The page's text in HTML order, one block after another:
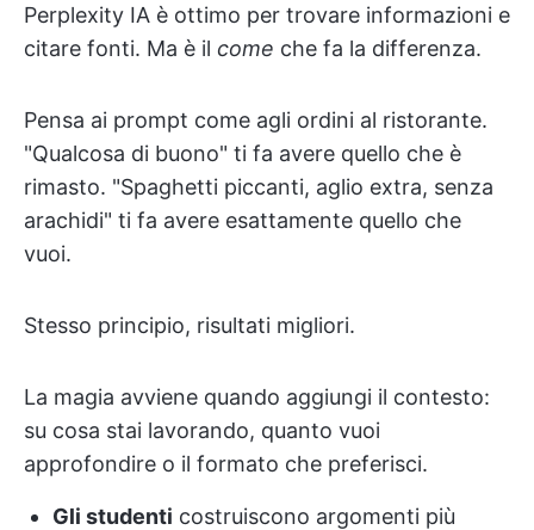
Perplexity IA è ottimo per trovare informazioni e
citare fonti. Ma è il come che fa la differenza.
Pensa ai prompt come agli ordini al ristorante.
"Qualcosa di buono" ti fa avere quello che è
rimasto. "Spaghetti piccanti, aglio extra, senza
arachidi" ti fa avere esattamente quello che
vuoi.
Stesso principio, risultati migliori.
La magia avviene quando aggiungi il contesto:
su cosa stai lavorando, quanto vuoi
approfondire o il formato che preferisci.
Gli studenti costruiscono argomenti più